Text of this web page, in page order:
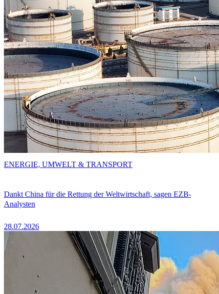
Dankt China für die Rettung der Weltwirtschaft, sagen EZB-
Analysten
28.07.2026
ENERGIE, UMWELT & TRANSPORT